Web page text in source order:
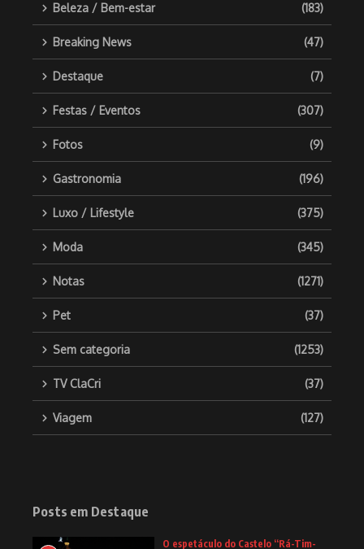
Beleza / Bem-estar (183)
Breaking News (47)
Destaque (7)
Festas / Eventos (307)
Fotos (9)
Gastronomia (196)
Luxo / Lifestyle (375)
Moda (345)
Notas (1271)
Pet (37)
Sem categoria (1253)
TV ClaCri (37)
Viagem (127)
Posts em Destaque
O espetáculo do Castelo “Rá-Tim-